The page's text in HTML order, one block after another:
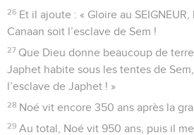
26 Et il ajoute : « Gloire au
Canaan soit l’esclave de Sem !
27 Que Dieu donne beaucoup de
Japhet habite sous les tentes de
l’esclave de Japhet ! »
28 Noé vit encore 350 ans après la
29 Au total, Noé vit 950 ans, puis il